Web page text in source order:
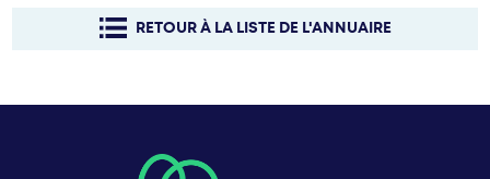
RETOUR À LA LISTE DE L'ANNUAIRE